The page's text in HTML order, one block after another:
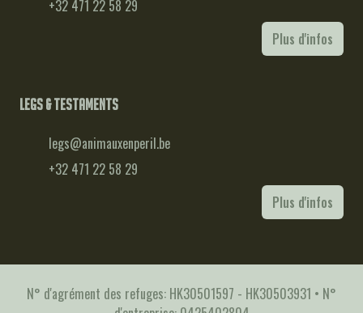
+32 471 22 58 29
Plus d'infos
Legs & testaments
legs@animauxenperil.be
+32 471 22 58 29
Plus d'infos
N° d'agrément des refuges: HK30501597 - HK30503931 • N°